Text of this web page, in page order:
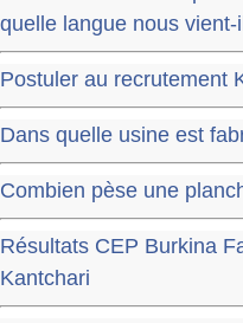
quelle langue nous vient-il
Postuler au recrutement
Dans quelle usine est
Combien pèse une
Résultats CEP Burkina
Kantchari